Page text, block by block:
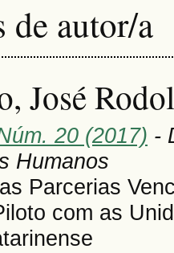
de autor/a
José
20 (2017) -
Humanos
Parcerias
com as